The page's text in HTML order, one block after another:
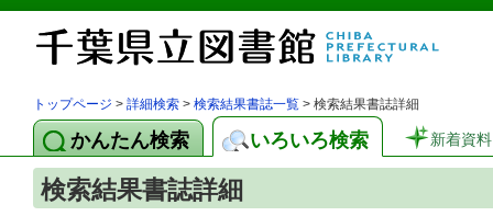
トップページ > 詳細検索 > 検索結果書誌一覧 > 検索結果書誌詳細
かんたん検索 いろいろ検索 新着資料
検索結果書誌詳細